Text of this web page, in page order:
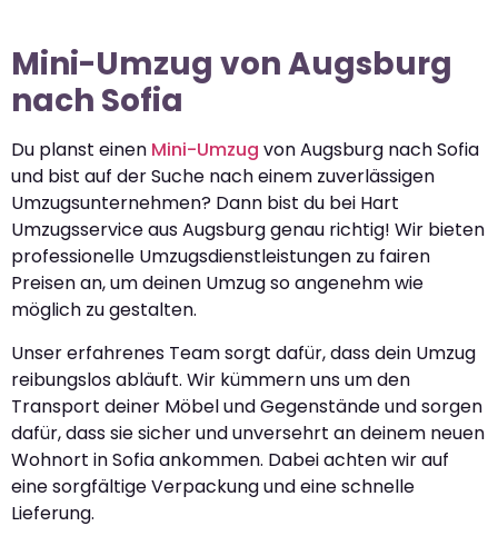
Mini-Umzug von Augsburg
nach Sofia
Du planst einen Mini-Umzug von Augsburg nach Sofia
und bist auf der Suche nach einem zuverlässigen
Umzugsunternehmen? Dann bist du bei Hart
Umzugsservice aus Augsburg genau richtig! Wir bieten
professionelle Umzugsdienstleistungen zu fairen
Preisen an, um deinen Umzug so angenehm wie
möglich zu gestalten.
Unser erfahrenes Team sorgt dafür, dass dein Umzug
reibungslos abläuft. Wir kümmern uns um den
Transport deiner Möbel und Gegenstände und sorgen
dafür, dass sie sicher und unversehrt an deinem neuen
Wohnort in Sofia ankommen. Dabei achten wir auf
eine sorgfältige Verpackung und eine schnelle
Lieferung.